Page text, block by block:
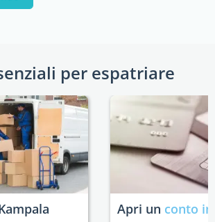
per espatriare
Apri un conto